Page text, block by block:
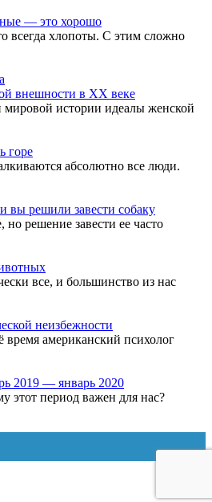
— это хорошо
всегда хлопоты. С этим сложно
внешности в XX веке
истории идеалы женской
горе
абсолютно все люди.
вы решили завести собаку
решение завести ее часто
все, и большинство из нас
неизбежности
время американский психолог
2019 — январь 2020
этот период важен для нас?